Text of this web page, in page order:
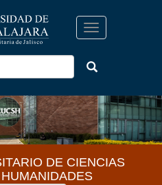
Toggle
navigation
DE CIENCIAS